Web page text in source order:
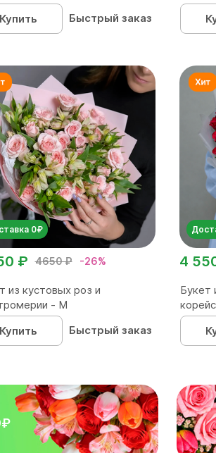
Купить
Быстрый заказ
0₽
4650 ₽ -26%
₽
из кустовых роз и
- М
Купить
Быстрый заказ
4
Букет